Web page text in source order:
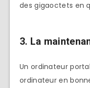
des gigaoctets en
3. La
Un ordinateur
ordinateur en